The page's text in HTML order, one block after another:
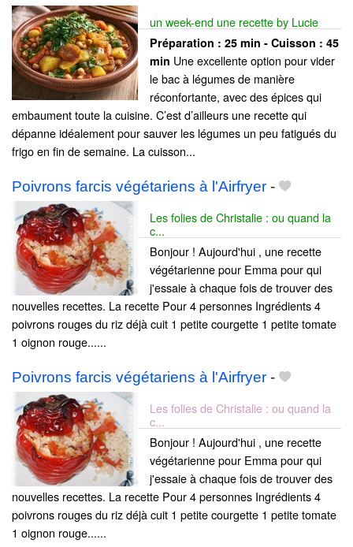
un week-end une recette by Lucie
Préparation : 25 min - Cuisson : 45
min Une excellente option pour vider
le bac à légumes de manière
réconfortante, avec des épices qui
embaument toute la cuisine. C’est d’ailleurs une recette qui
dépanne idéalement pour sauver les légumes un peu fatigués du
frigo en fin de semaine. La cuisson...
Poivrons farcis végétariens à l'Airfryer -
Les folies de Christalie : ou quand la
c...
Bonjour ! Aujourd'hui , une recette
végétarienne pour Emma pour qui
j'essaie à chaque fois de trouver des
nouvelles recettes. La recette Pour 4 personnes Ingrédients 4
poivrons rouges du riz déjà cuit 1 petite courgette 1 petite tomate
1 oignon rouge......
Poivrons farcis végétariens à l'Airfryer -
Les folies de Christalie : ou quand la
c...
Bonjour ! Aujourd'hui , une recette
végétarienne pour Emma pour qui
j'essaie à chaque fois de trouver des
nouvelles recettes. La recette Pour 4 personnes Ingrédients 4
poivrons rouges du riz déjà cuit 1 petite courgette 1 petite tomate
1 oignon rouge......